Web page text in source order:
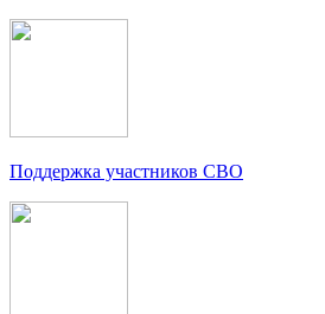
Поддержка участников СВО